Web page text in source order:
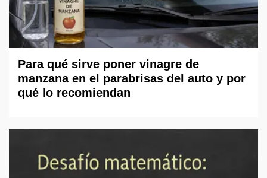
Para qué sirve poner vinagre de
manzana en el parabrisas del auto y por
qué lo recomiendan